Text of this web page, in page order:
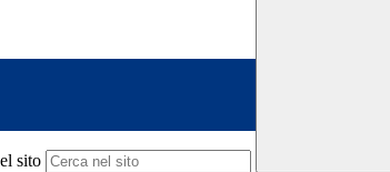
sito